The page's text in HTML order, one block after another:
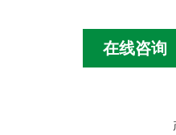
在线咨询